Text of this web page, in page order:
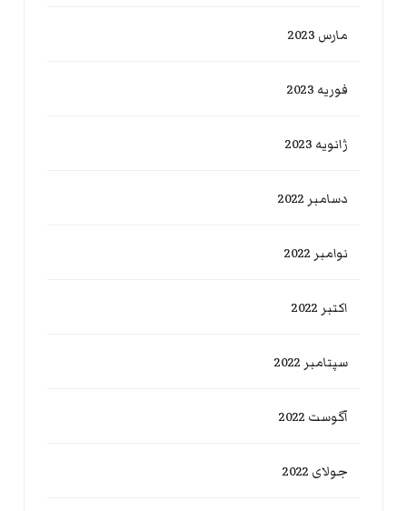
مارس 2023
فوریه 2023
ژانویه 2023
دسامبر 2022
نوامبر 2022
اکتبر 2022
سپتامبر 2022
آگوست 2022
جولای 2022